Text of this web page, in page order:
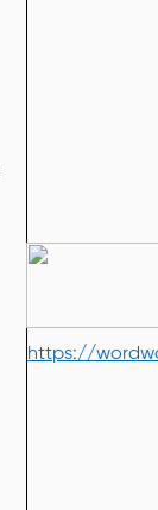
https://